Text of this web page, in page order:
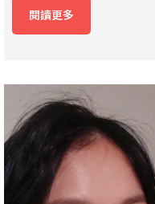
閱讀更多